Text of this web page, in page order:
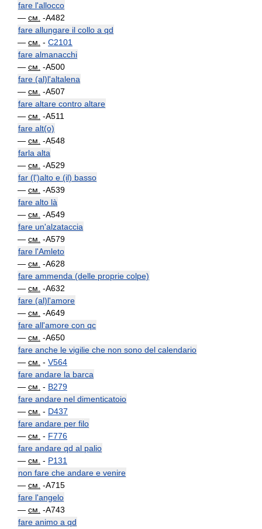
fare l'allocco
— см. -A482
fare allungare il collo a qd
— см. - C2101
fare almanacchi
— см. -A500
fare (al)l'altalena
— см. -A507
fare altare contro altare
— см. -A511
fare alt(o)
— см. -A548
farla alta
— см. -A529
far (l')alto e (il) basso
— см. -A539
fare alto là
— см. -A549
fare un'alzataccia
— см. -A579
fare l'Amleto
— см. -A628
fare ammenda (delle proprie colpe)
— см. -A632
fare (al)l'amore
— см. -A649
fare all'amore con qc
— см. -A650
fare anche le vigilie che non sono del calendario
— см. - V564
fare andare la barca
— см. - B279
fare andare nel dimenticatoio
— см. - D437
fare andare per filo
— см. - F776
fare andare qd al palio
— см. - P131
non fare che andare e venire
— см. -A715
fare l'angelo
— см. -A743
fare animo a qd